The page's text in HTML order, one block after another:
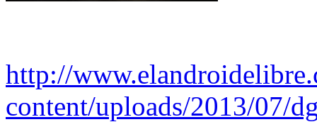
http://
content/uploads/2013/07/